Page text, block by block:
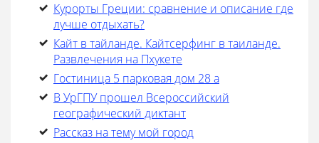
Курорты Греции: сравнение и описание где
лучше отдыхать?
Кайт в тайланде. Кайтсерфинг в таиланде.
Развлечения на Пхукете
Гостиница 5 парковая дом 28 а
В УрГПУ прошел Всероссийский
географический диктант
Рассказ на тему мой город